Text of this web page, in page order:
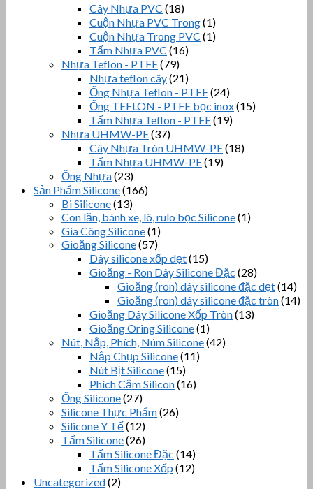
Cây Nhựa PVC (18)
Cuộn Nhựa PVC Trong(1)
Cuộn Nhựa Trong PVC (1)
Tấm Nhựa PVC (16)
Nhựa Teflon - PTFE(79)
Nhựa teflon cây(21)
Ống Nhựa Teflon - PTFE(24)
Ống TEFLON - PTFE bọc inox(15)
Tấm Nhựa Teflon - PTFE(19)
Nhựa UHMW-PE(37)
Cây Nhựa Tròn UHMW-PE(18)
Tấm Nhựa UHMW-PE(19)
Ống Nhựa(23)
Sản Phẩm Silicone(166)
Bi Silicone(13)
Con lăn, bánh xe, lô, rulo bọc Silicone(1)
Gia Công Silicone(1)
Gioăng Silicone(57)
Dây silicone xốp dẹt(15)
Gioăng - Ron Dây Silicone Đặc (28)
Gioăng (ron) dây silicone đặc dẹt(14)
Gioăng (ron) dây silicone đặc tròn(14)
Gioăng Dây Silicone Xốp Tròn(13)
Gioăng Oring Silicone(1)
Nút, Nắp, Phích, Núm Silicone(42)
Nắp Chụp Silicone(11)
Nút Bịt Silicone(15)
Phích Cắm Silicon(16)
Ống Silicone(27)
Silicone Thực Phẩm(26)
Silicone Y Tế(12)
Tấm Silicone(26)
Tấm Silicone Đặc (14)
Tấm Silicone Xốp (12)
Uncategorized(2)